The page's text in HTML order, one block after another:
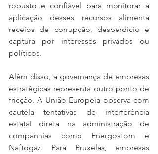
robusto e confiável para monitorar a
aplicação desses recursos alimenta
receios de corrupção, desperdício e
captura por interesses privados ou
políticos.
Além disso, a governança de empresas
estratégicas representa outro ponto de
fricção. A União Europeia observa com
cautela tentativas de interferência
estatal direta na administração de
companhias como Energoatom e
Naftogaz. Para Bruxelas, empresas